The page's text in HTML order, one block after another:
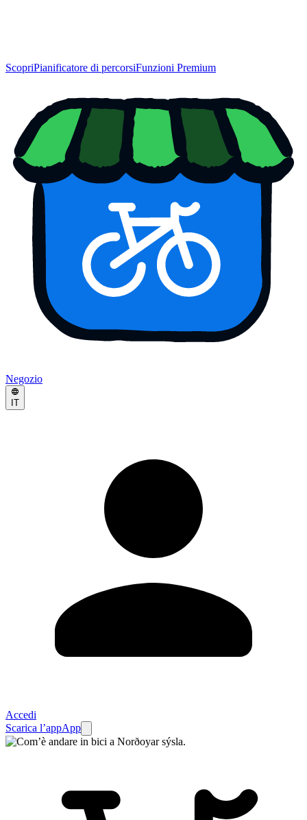
ScopriPianificatore di percorsiFunzioni Premium
Negozio
IT
Accedi
Scarica l’appApp